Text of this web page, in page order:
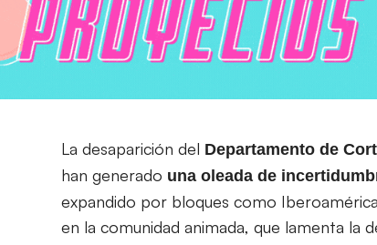
La desaparición del Departamento de
han generado una oleada de
expandido por bloques como
en la comunidad animada, que lamenta la